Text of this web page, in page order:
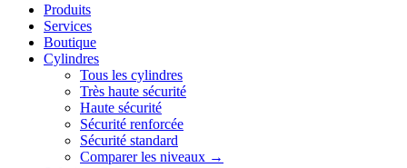
Produits
Services
Boutique
Cylindres
Tous les cylindres
Très haute sécurité
Haute sécurité
Sécurité renforcée
Sécurité standard
Comparer les niveaux →